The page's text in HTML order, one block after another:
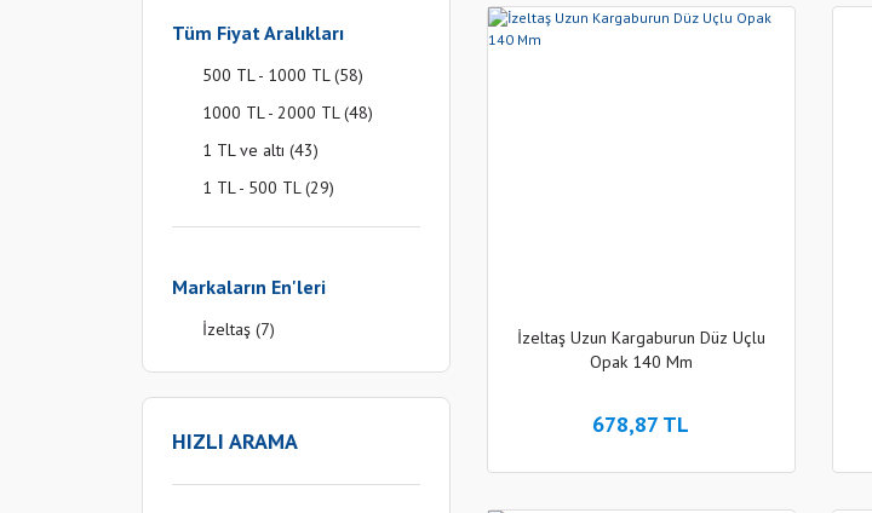
Tüm Fiyat Aralıkları
500 TL - 1000 TL (58)
1000 TL - 2000 TL (48)
1 TL ve altı (43)
1 TL - 500 TL (29)
2000 TL - 3000 TL (5)
Markaların En'leri
İzeltaş (7)
HIZLI ARAMA
İzeltaş Uzun Kargaburun Düz Uçlu
Opak 140 Mm
678,87 TL